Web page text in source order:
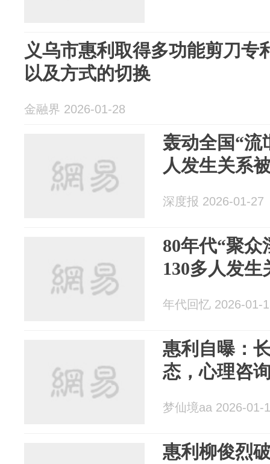
义乌市惠利取得多功能剪刀专
以及方式的切换
金融界 2026-01-28
轰动全国“流
人发生关系
深度报 2026-01-27
80年代“聚众
130多人发
年代回忆 2026-01-
惠利自曝：
态，心理咨
梦仙境aa 2026-01-
惠利柳俊烈